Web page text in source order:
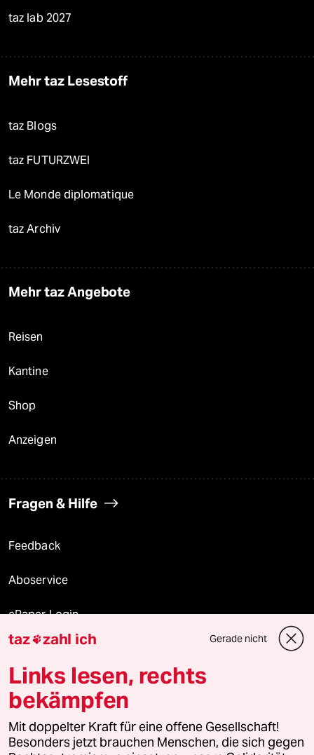
taz lab 2027
Mehr taz Lesestoff
taz Blogs
taz FUTURZWEI
Le Monde diplomatique
taz Archiv
Mehr taz Angebote
Reisen
Kantine
Shop
Anzeigen
Fragen & Hilfe
Feedback
Aboservice
ePaper Login
Downloads für Abonnierende
© 2026 taz Verlags und Vertriebs GmbH
Alle Rechte vorbehalten. Bei rechtlichen Fragen oder für Genehmigungen
wenden Sie sich bitte an
lizenzen@taz.de
taz zahl ich Gerade nicht
Links lesen, rechts
bekämpfen
Mit doppelter Kraft für eine offene Gesellschaft!
Besonders jetzt brauchen Menschen, die sich gegen